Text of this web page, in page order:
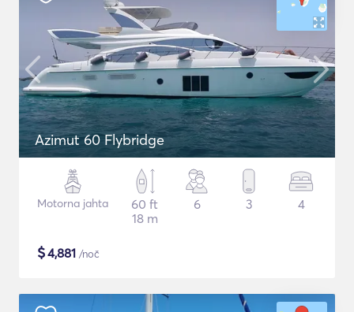
Azimut 60 Flybridge
Motorna jahta
60 ft
18 m
6 3 4
$4,881 /noč